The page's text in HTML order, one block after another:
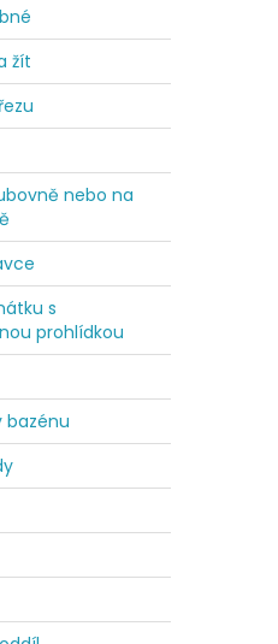
žít
nebo na
s
prohlídkou
bazénu